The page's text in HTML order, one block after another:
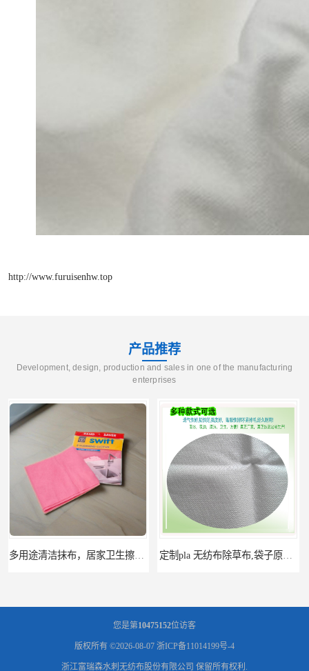
http://www.furuisenhw.top
产品推荐
Development, design, production and sales in one of the manufacturing
enterprises
定制pla 无纺布除草布,袋子原料,可降解pla无纺布,pla无纺布卷材
您是第10475152位访客
版权所有 ©2026-08-07 浙ICP备11014199号-4
浙江富瑞森水刺无纺布股份有限公司 保留所有权利.